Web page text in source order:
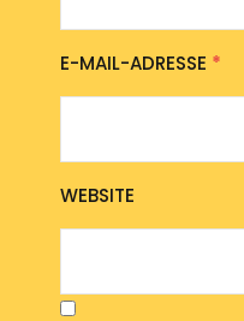
E-MAIL-ADRESSE *
WEBSITE